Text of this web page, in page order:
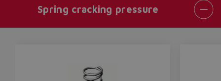
Spring cracking pressure